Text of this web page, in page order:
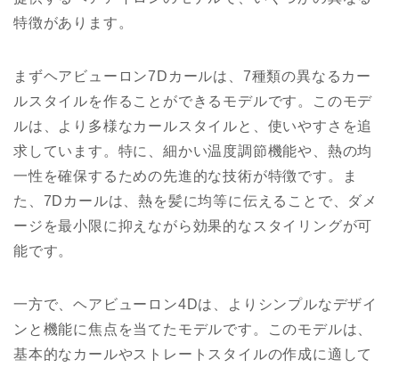
特徴があります。
まずヘアビューロン7Dカールは、7種類の異なるカー
ルスタイルを作ることができるモデルです。このモデ
ルは、より多様なカールスタイルと、使いやすさを追
求しています。特に、細かい温度調節機能や、熱の均
一性を確保するための先進的な技術が特徴です。ま
た、7Dカールは、熱を髪に均等に伝えることで、ダメ
ージを最小限に抑えながら効果的なスタイリングが可
能です。
一方で、ヘアビューロン4Dは、よりシンプルなデザイ
ンと機能に焦点を当てたモデルです。このモデルは、
基本的なカールやストレートスタイルの作成に適して